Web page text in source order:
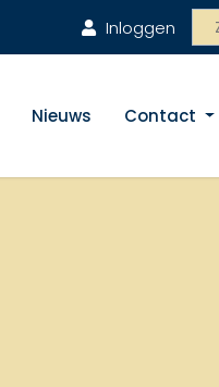
Inloggen
Nieuws Contact